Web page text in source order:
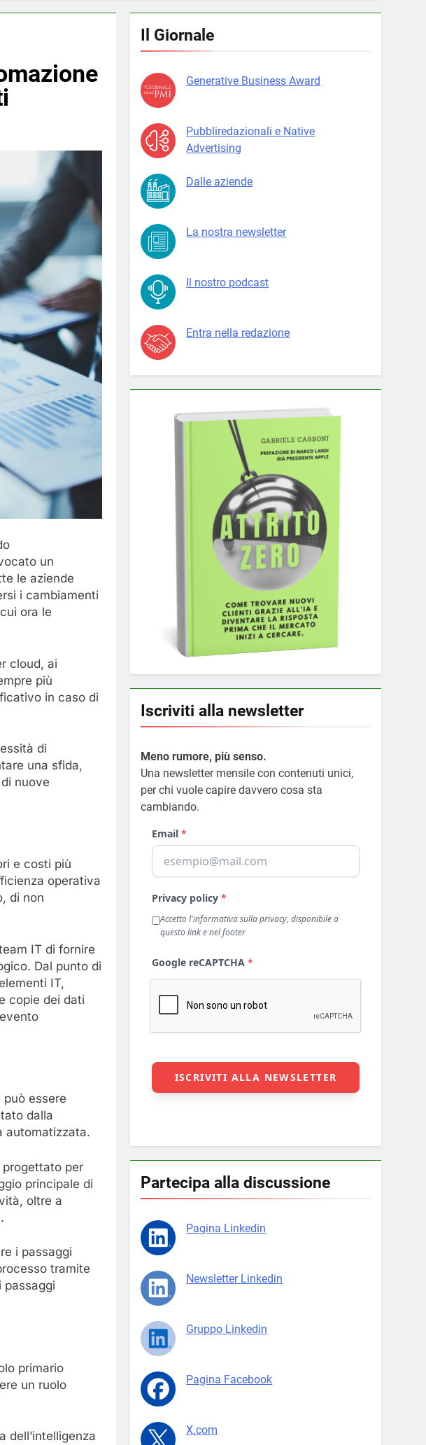
un
le aziende
i cambiamenti
ora le
cloud, ai
più
in caso di
di
una sfida,
nuove
e costi più
operativa
di non
IT di fornire
Dal punto di
IT,
copie dei dati
può essere
dalla
automatizzata.
progettato per
principale di
oltre a
i passaggi
tramite
passaggi
primario
un ruolo
dell’intelligenza
Il Giornale
Generative Business Award
Pubbliredazionali e Native
Advertising
Dalle aziende
La nostra newsletter
Il nostro podcast
Entra nella redazione
Iscriviti alla newsletter
Meno rumore, più senso.
Una newsletter mensile con contenuti unici,
per chi vuole capire davvero cosa sta
cambiando.
Partecipa alla discussione
Pagina Linkedin
Newsletter Linkedin
Gruppo Linkedin
Pagina Facebook
X.com